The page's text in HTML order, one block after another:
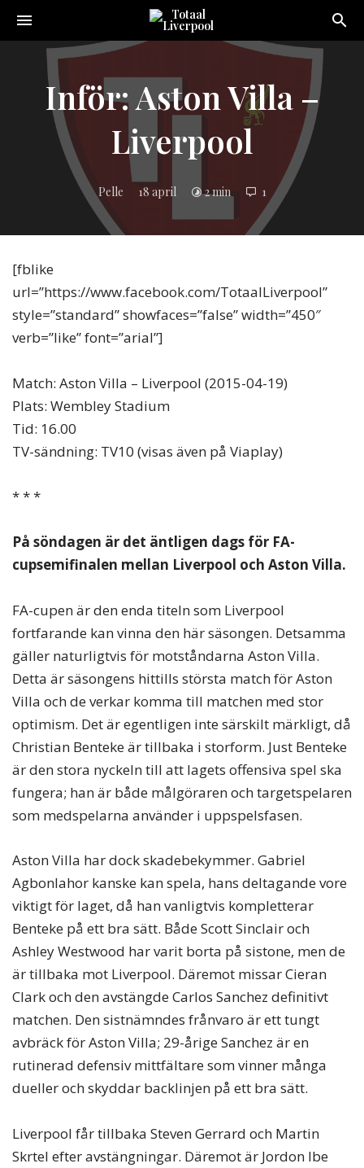
Sveriges
Liverpool
online
magazine!
Inför: Aston Villa –
Liverpool
Pelle 18 april 2 min 1
[fblike
url=”https://www.facebook.com/TotaalLiverpool”
style=”standard” showfaces=”false” width=”450″
verb=”like” font=”arial”]
Match: Aston Villa – Liverpool (2015-04-19)
Plats: Wembley Stadium
Tid: 16.00
TV-sändning: TV10 (visas även på Viaplay)
* * *
På söndagen är det äntligen dags för FA-
cupsemifinalen mellan Liverpool och Aston Villa.
FA-cupen är den enda titeln som Liverpool
fortfarande kan vinna den här säsongen. Detsamma
gäller naturligtvis för motståndarna Aston Villa.
Detta är säsongens hittills största match för Aston
Villa och de verkar komma till matchen med stor
optimism. Det är egentligen inte särskilt märkligt, då
Christian Benteke är tillbaka i storform. Just Benteke
är den stora nyckeln till att lagets offensiva spel ska
fungera; han är både målgöraren och targetspelaren
som medspelarna använder i uppspelsfasen.
Aston Villa har dock skadebekymmer. Gabriel
Agbonlahor kanske kan spela, hans deltagande vore
viktigt för laget, då han vanligtvis kompletterar
Benteke på ett bra sätt. Både Scott Sinclair och
Ashley Westwood har varit borta på sistone, men de
är tillbaka mot Liverpool. Däremot missar Cieran
Clark och den avstängde Carlos Sanchez definitivt
matchen. Den sistnämndes frånvaro är ett tungt
avbräck för Aston Villa; 29-årige Sanchez är en
rutinerad defensiv mittfältare som vinner många
dueller och skyddar backlinjen på ett bra sätt.
Liverpool får tillbaka Steven Gerrard och Martin
Skrtel efter avstängningar. Däremot är Jordon Ibe